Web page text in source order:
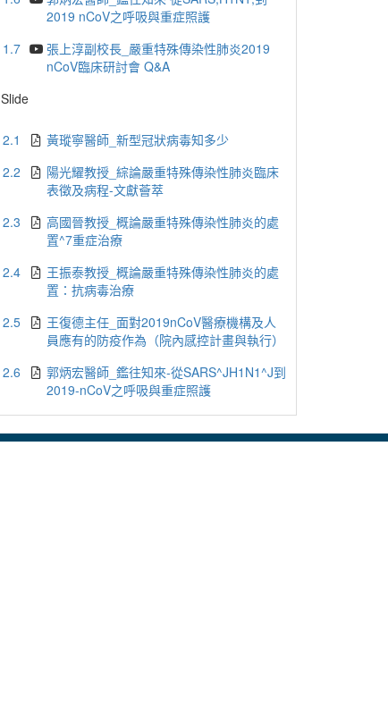
2019 nCoV之呼吸與重症照護
1.7
張上淳副校長_嚴重特殊傳染性肺炎2019
nCoV臨床研討會 Q&A
Slide
2.1
黃瑽寧醫師_新型冠狀病毒知多少
2.2
陽光耀教授_綜論嚴重特殊傳染性肺炎臨床
表徵及病程-文獻薈萃
2.3
高國晉教授_概論嚴重特殊傳染性肺炎的處
置^7重症治療
2.4
王振泰教授_概論嚴重特殊傳染性肺炎的處
置：抗病毒治療
2.5
王復德主任_面對2019nCoV醫療機構及人
員應有的防疫作為（院內感控計畫與執行）
2.6
郭炳宏醫師_鑑往知來-從SARS^JH1N1^J到
2019-nCoV之呼吸與重症照護